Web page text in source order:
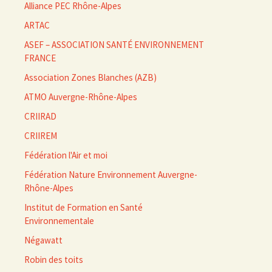
Alliance PEC Rhône-Alpes
ARTAC
ASEF – ASSOCIATION SANTÉ ENVIRONNEMENT
FRANCE
Association Zones Blanches (AZB)
ATMO Auvergne-Rhône-Alpes
CRIIRAD
CRIIREM
Fédération l'Air et moi
Fédération Nature Environnement Auvergne-
Rhône-Alpes
Institut de Formation en Santé
Environnementale
Négawatt
Robin des toits